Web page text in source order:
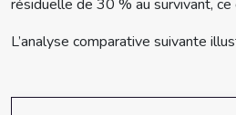
résiduelle de 30 % au survivant,
L’analyse comparative suivante